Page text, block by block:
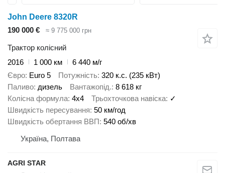
John Deere 8320R
190 000 €
≈ 9 775 000 грн
Трактор колісний
2016
1 000 км
6 440 м/г
Євро Euro 5 Потужність 320 к.с. (235 кВт)
Паливо дизель Вантажопід. 8 618 кг
Колісна формула 4x4 Трьохточкова навіска ✓
Швидкість пересування 50 км/год
Швидкість обертання ВВП 540 об/хв
Україна, Полтава
AGRI STAR